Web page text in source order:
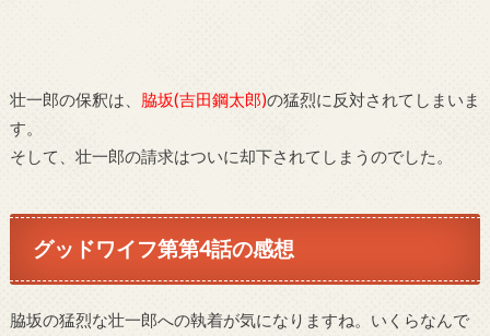
壮一郎の保釈は、 脇坂(吉田鋼太郎)の猛烈に反対されてしまいま
す。
そして、壮一郎の請求はついに却下されてしまうのでした。
グッドワイフ第第4話の感想
脇坂の猛烈な壮一郎への執着が気になりますね。いくらなんで